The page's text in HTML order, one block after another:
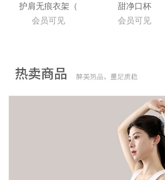
护肩无痕衣架（
会员可见
甜净口杯
会员可见